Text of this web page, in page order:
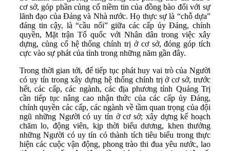
cơ sở, góp phần củng cố niềm tin của đồng bào đối với sự
lãnh đạo của Đảng và Nhà nước. Họ thực sự là “chỗ dựa”
đáng tin cậy, là “cầu nối” giữa các cấp ủy Đảng, chính
quyền, Mặt trận Tổ quốc với Nhân dân trong việc xây
dựng, củng cố hệ thống chính trị ở cơ sở, đóng góp tích
cực vào sự phát của tỉnh trong những năm gần đây.
Trong thời gian tới, để tiếp tục phát huy vai trò của Người
có uy tín trong xây dựng hệ thống chính trị ở cơ sở, trước
hết, các cấp, các ngành, các địa phương tỉnh Quảng Trị
cần tiếp tục nâng cao nhận thức của các cấp ủy Đảng,
chính quyền các cấp, các ngành về tầm quan trọng của đội
ngũ những Người có uy tín ở cơ sở; xây dựng kế hoạch
chăm lo, động viên, kịp thời biểu dương, khen thưởng
những Người có uy tín có thành tích tiêu biểu trong thực
hiện các cuộc vận động, phong trào thi đua yêu nước, lao